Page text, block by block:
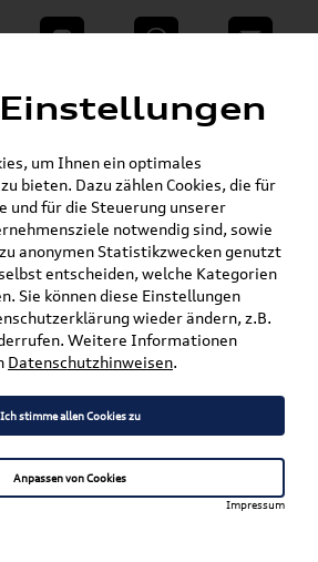
Instagram WhatsApp E-Mail
und Zubehör »
» Audi Original Teile »
» Q3 / RSQ3
Kundenkonto Warenkorb
um Ihnen ein optimales
bieten. Dazu zählen Cookies, die für
und für die Steuerung unserer
notwendig sind, sowie
anonymen Statistikzwecken genutzt
entscheiden, welche Kategorien
Sie können diese Einstellungen
wieder ändern, z.B.
Weitere Informationen
Datenschutzhinweisen.
Ich stimme allen Cookies zu
Anpassen von Cookies
Impressum